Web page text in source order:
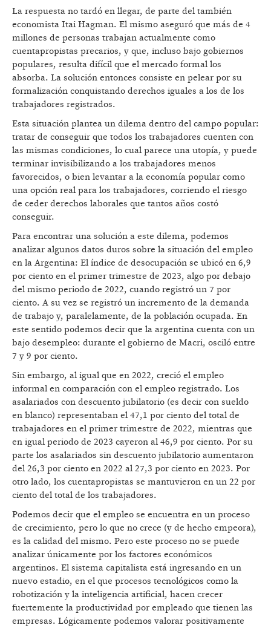
La respuesta no tardó en llegar, de parte del también
economista Itai Hagman. El mismo aseguró que más de 4
millones de personas trabajan actualmente como
cuentapropistas precarios, y que, incluso bajo gobiernos
populares, resulta difícil que el mercado formal los
absorba. La solución entonces consiste en pelear por su
formalización conquistando derechos iguales a los de los
trabajadores registrados.
Esta situación plantea un dilema dentro del campo popular:
tratar de conseguir que todos los trabajadores cuenten con
las mismas condiciones, lo cual parece una utopía, y puede
terminar invisibilizando a los trabajadores menos
favorecidos, o bien levantar a la economía popular como
una opción real para los trabajadores, corriendo el riesgo
de ceder derechos laborales que tantos años costó
conseguir.
Para encontrar una solución a este dilema, podemos
analizar algunos datos duros sobre la situación del empleo
en la Argentina: El índice de desocupación se ubicó en 6,9
por ciento en el primer trimestre de 2023, algo por debajo
del mismo periodo de 2022, cuando registró un 7 por
ciento. A su vez se registró un incremento de la demanda
de trabajo y, paralelamente, de la población ocupada. En
este sentido podemos decir que la argentina cuenta con un
bajo desempleo: durante el gobierno de Macri, osciló entre
7 y 9 por ciento.
Sin embargo, al igual que en 2022, creció el empleo
informal en comparación con el empleo registrado. Los
asalariados con descuento jubilatorio (es decir con sueldo
en blanco) representaban el 47,1 por ciento del total de
trabajadores en el primer trimestre de 2022, mientras que
en igual periodo de 2023 cayeron al 46,9 por ciento. Por su
parte los asalariados sin descuento jubilatorio aumentaron
del 26,3 por ciento en 2022 al 27,3 por ciento en 2023. Por
otro lado, los cuentapropistas se mantuvieron en un 22 por
ciento del total de los trabajadores.
Podemos decir que el empleo se encuentra en un proceso
de crecimiento, pero lo que no crece (y de hecho empeora),
es la calidad del mismo. Pero este proceso no se puede
analizar únicamente por los factores económicos
argentinos. El sistema capitalista está ingresando en un
nuevo estadio, en el que procesos tecnológicos como la
robotización y la inteligencia artificial, hacen crecer
fuertemente la productividad por empleado que tienen las
empresas. Lógicamente podemos valorar positivamente